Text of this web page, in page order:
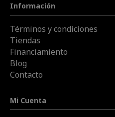
Información
Términos y condiciones
Tiendas
Financiamiento
Blog
Contacto
Mi Cuenta